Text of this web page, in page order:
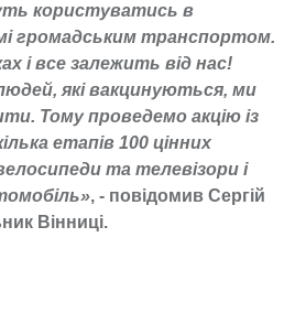
користуватись в
громадським транспортом.
і все залежить від нас!
які вакцинуються, ми
Тому проведемо акцію із
етапів 100 цінних
та телевізори і
, - повідомив Сергій
Вінниці.